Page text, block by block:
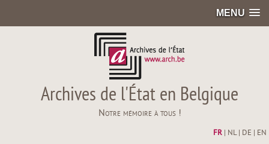
MENU
Archives de l'État en Belgique
Notre mémoire à tous !
FR| NL| DE EN